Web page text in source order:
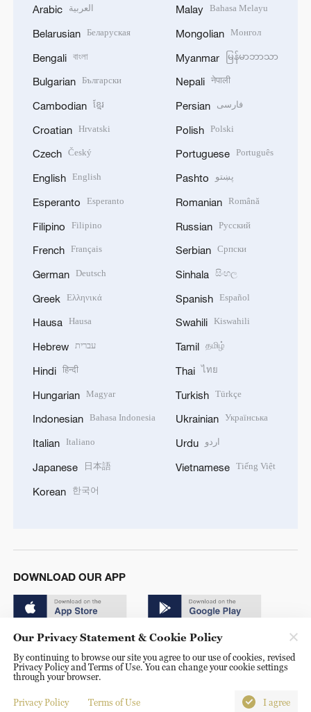
Arabic العربية
Belarusian Беларуская
Bengali বাংলা
Bulgarian Български
Cambodian ខ្មែរ
Croatian Hrvatski
Czech Český
English English
Esperanto Esperanto
Filipino Filipino
French Français
German Deutsch
Greek Ελληνικά
Hausa Hausa
Hebrew עברית
Hindi हिन्दी
Hungarian Magyar
Indonesian Bahasa Indonesia
Italian Italiano
Japanese 日本語
Korean 한국어
Malay Bahasa Melayu
Mongolian Монгол
Myanmar မြန်မာဘာသာ
Nepali नेपाली
Persian فارسی
Polish Polski
Portuguese Português
Pashto پښتو
Romanian Română
Russian Русский
Serbian Српски
Sinhala සිංහල
Spanish Español
Swahili Kiswahili
Tamil தமிழ்
Thai ไทย
Turkish Türkçe
Ukrainian Українська
Urdu اردو
Vietnamese Tiếng Việt
DOWNLOAD OUR APP
© China Radio International.CRI. All Rights Reserved. 16A
Shijingshan Road, Beijing, China. 100040
Our Privacy Statement & Cookie Policy
By continuing to browse our site you agree to our use of cookies, revised
Privacy Policy and Terms of Use. You can change your cookie settings
through your browser.
Privacy Policy Terms of Use I agree